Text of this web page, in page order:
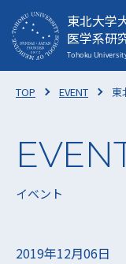
東北大学
医学系研
TOP EVENT 東
イベント
2019年12月06日